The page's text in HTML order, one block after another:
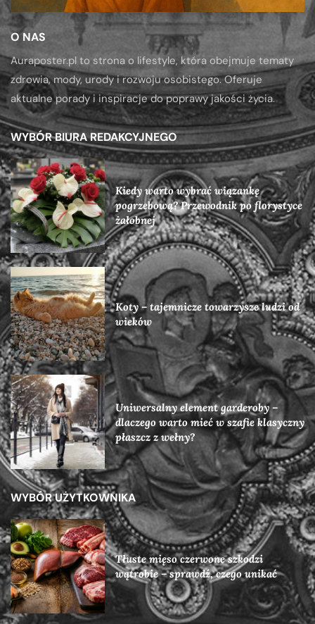
O NAS
Auraposter.pl to strona o lifestyle, która obejmuje tematy
zdrowia, mody, urody i rozwoju osobistego. Oferuje
aktualne porady i inspiracje do poprawy jakości życia.
WYBÓR BIURA REDAKCYJNEGO
Kiedy warto wybrać wiązankę
pogrzebową? Przewodnik po florystyce
żałobnej
Koty – tajemnicze towarzysze ludzi od
wieków
Uniwersalny element garderoby –
dlaczego warto mieć w szafie klasyczny
płaszcz z wełny?
WYBÓR UŻYTKOWNIKA
Tłuste mięso czerwone szkodzi
wątrobie – sprawdź, czego unikać